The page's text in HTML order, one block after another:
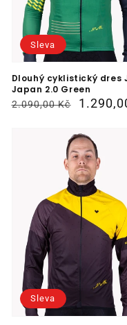
Dlouhý cyklistický dres
Japan 2.0 Green
Běžná
2.090,00 Kč
Výprodejová
Sleva
Sleva